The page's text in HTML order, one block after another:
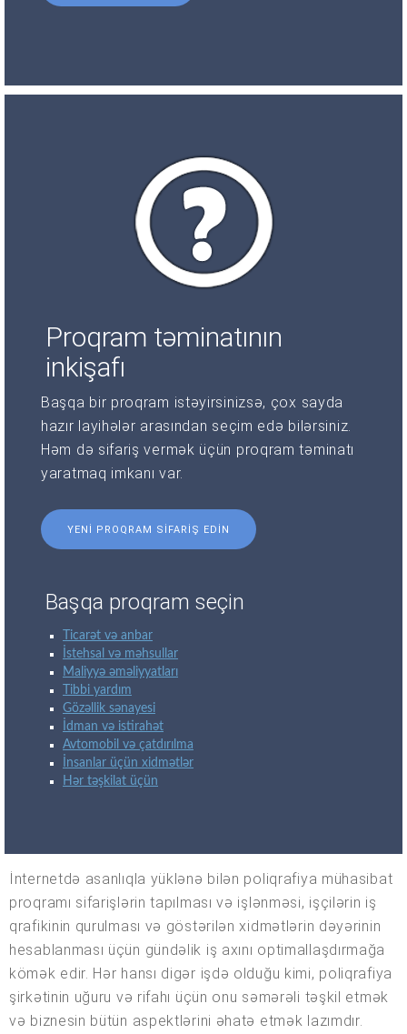
Proqram təminatının
inkişafı
Başqa bir proqram istəyirsinizsə, çox sayda
hazır layihələr arasından seçim edə bilərsiniz.
Həm də sifariş vermək üçün proqram təminatı
yaratmaq imkanı var.
YENI PROQRAM SIFARIŞ EDIN
Başqa proqram seçin
Ticarət və anbar
İstehsal və məhsullar
Maliyyə əməliyyatları
Tibbi yardım
Gözəllik sənayesi
İdman və istirahət
Avtomobil və çatdırılma
İnsanlar üçün xidmətlər
Hər təşkilat üçün
İnternetdə asanlıqla yüklənə bilən poliqrafiya mühasibat
proqramı sifarişlərin tapılması və işlənməsi, işçilərin iş
qrafikinin qurulması və göstərilən xidmətlərin dəyərinin
hesablanması üçün gündəlik iş axını optimallaşdırmağa
kömək edir. Hər hansı digər işdə olduğu kimi, poliqrafiya
şirkətinin uğuru və rifahı üçün onu səmərəli təşkil etmək
və biznesin bütün aspektlərini əhatə etmək lazımdır.